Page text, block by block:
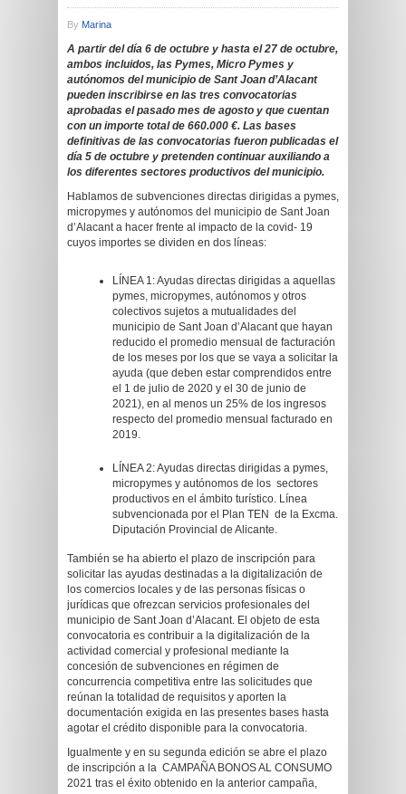
By Marina
A partir del día 6 de octubre y hasta el 27 de octubre,
ambos incluidos, las Pymes, Micro Pymes y
autónomos del municipio de Sant Joan d’Alacant
pueden inscribirse en las tres convocatorias
aprobadas el pasado mes de agosto y que cuentan
con un importe total de 660.000 €. Las bases
definitivas de las convocatorias fueron publicadas el
día 5 de octubre y pretenden continuar auxiliando a
los diferentes sectores productivos del municipio.
Hablamos de subvenciones directas dirigidas a pymes,
micropymes y autónomos del municipio de Sant Joan
d’Alacant a hacer frente al impacto de la covid- 19
cuyos importes se dividen en dos líneas:
LÍNEA 1: Ayudas directas dirigidas a aquellas
pymes, micropymes, autónomos y otros
colectivos sujetos a mutualidades del
municipio de Sant Joan d’Alacant que hayan
reducido el promedio mensual de facturación
de los meses por los que se vaya a solicitar la
ayuda (que deben estar comprendidos entre
el 1 de julio de 2020 y el 30 de junio de
2021), en al menos un 25% de los ingresos
respecto del promedio mensual facturado en
2019.
LÍNEA 2: Ayudas directas dirigidas a pymes,
micropymes y autónomos de los sectores
productivos en el ámbito turístico. Línea
subvencionada por el Plan TEN de la Excma.
Diputación Provincial de Alicante.
También se ha abierto el plazo de inscripción para
solicitar las ayudas destinadas a la digitalización de
los comercios locales y de las personas físicas o
jurídicas que ofrezcan servicios profesionales del
municipio de Sant Joan d’Alacant. El objeto de esta
convocatoria es contribuir a la digitalización de la
actividad comercial y profesional mediante la
concesión de subvenciones en régimen de
concurrencia competitiva entre las solicitudes que
reúnan la totalidad de requisitos y aporten la
documentación exigida en las presentes bases hasta
agotar el crédito disponible para la convocatoria.
Igualmente y en su segunda edición se abre el plazo
de inscripción a la CAMPAÑA BONOS AL CONSUMO
2021 tras el éxito obtenido en la anterior campaña,